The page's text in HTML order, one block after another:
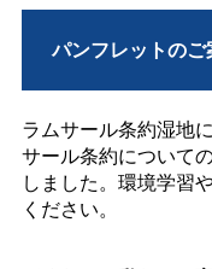
パンフレットのご
ラムサール条約湿地
サール条約について
しました。環境学習
ください。